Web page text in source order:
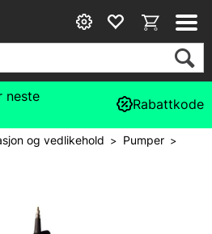
neste
Rabattkode
og vedlikehold > Pumper>